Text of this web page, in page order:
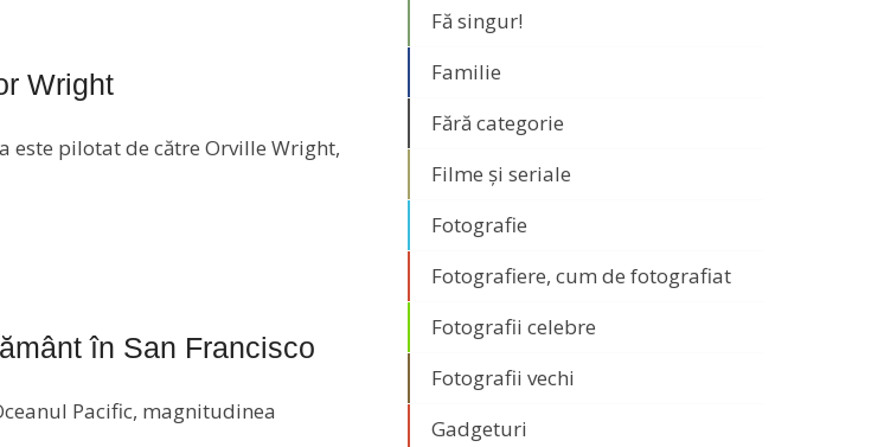
Wright
este pilotat de către Orville Wright,
în San Francisco
Pacific, magnitudinea
Fă singur!
Familie
Fără categorie
Filme și seriale
Fotografie
Fotografiere, cum de fotografiat
Fotografii celebre
Fotografii vechi
Gadgeturi